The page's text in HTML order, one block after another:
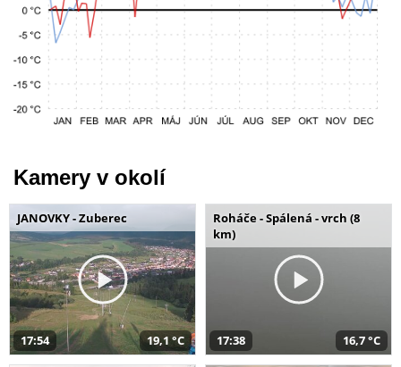
Kamery v okolí
JANOVKY - Zuberec
17:54 19,1 °C
Roháče - Spálená - vrch (8
km)
17:38 16,7 °C